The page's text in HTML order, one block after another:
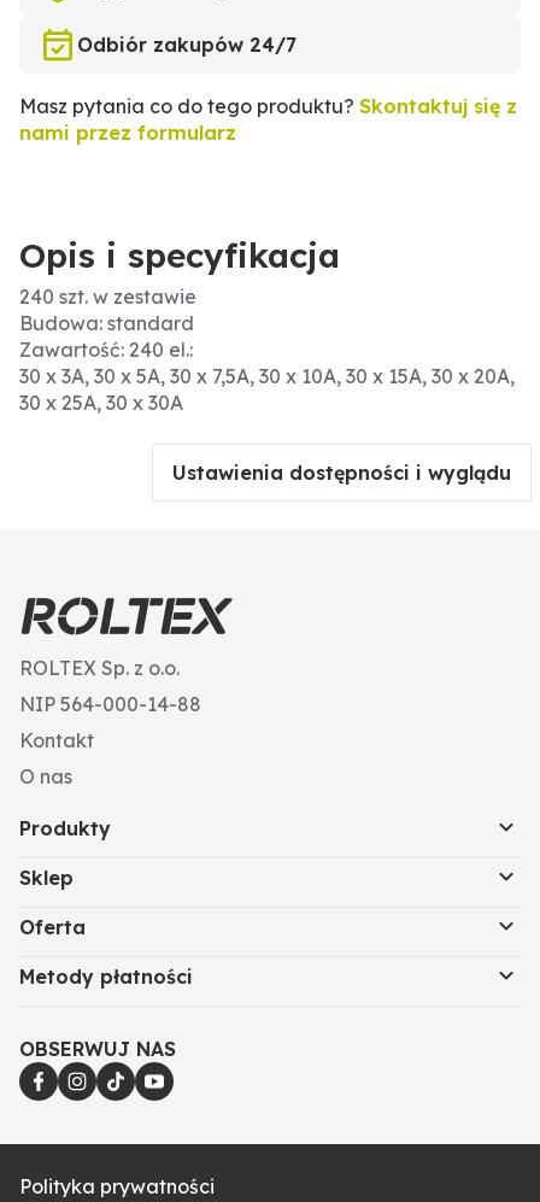
Odbiór zakupów 24/7
Masz pytania co do tego produktu? Skontaktuj się z
nami przez formularz
Opis i specyfikacja
240 szt. w zestawie
Budowa: standard
Zawartość: 240 el.:
30 x 3A, 30 x 5A, 30 x 7,5A, 30 x 10A, 30 x 15A, 30 x 20A,
30 x 25A, 30 x 30A
Ustawienia dostępności i wyglądu
ROLTEX Sp. z o.o.
NIP 564-000-14-88
Kontakt
O nas
Produkty
Sklep
Oferta
Metody płatności
OBSERWUJ NAS
Polityka prywatności